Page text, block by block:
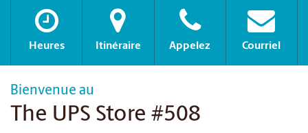
Heures Itinéraire Appelez Courriel
Bienvenue au
The UPS Store #508